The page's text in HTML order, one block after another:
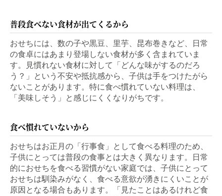
普段食べない食材が出てくるから
おせちには、数の子や黒豆、里芋、昆布巻きなど、日常
の食卓にはあまり登場しない食材が多く含まれていま
す。見慣れない食材に対して「どんな味がするのだろ
う？」という不安や抵抗感から、子供は手をつけたがら
ないことがあります。特に食べ慣れていない料理は、
「美味しそう」と感じにくくなりがちです。
食べ慣れていないから
おせちはお正月の「行事食」として食べる料理のため、
子供にとっては普段の食事とは大きく異なります。日常
的におせちを食べる習慣がない家庭では、子供にとって
おせちは馴染みがなく、食べる意欲が湧きにくいことが
原因となる場合もあります。「見たことはあるけれど食